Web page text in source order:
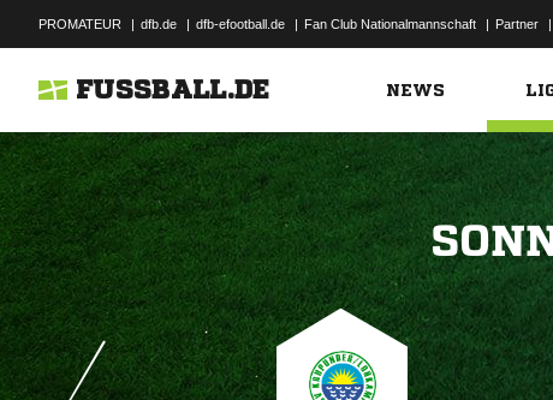
PROMATEUR | dfb.de | dfb-efootball.de | Fan Club Nationalmannschaft | Partner |
FUSSBALL.DE NEWS